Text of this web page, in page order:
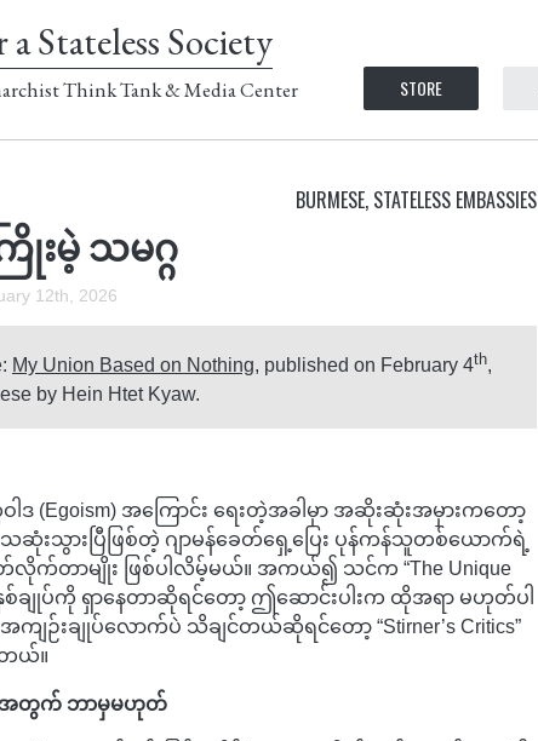
Stateless Society
Think Tank & Media Center STORE
BURMESE, STATELESS EMBASSIES
းမဲ့ သမဂ္ဂ
12th, 2026
My Union Based on Nothing, published on February 4th,
by Hein Htet Kyaw.
ဒ (Egoism) အကြောင်း ရေးတဲ့အခါမှာ အဆိုးဆုံးအမှားကတော့
းသွားပြီဖြစ်တဲ့ ဂျာမန်ခေတ်ရှေ့ပြေး ပုန်ကန်သူတစ်ယောက်ရဲ့
က်တာမျိုး ဖြစ်ပါလိမ့်မယ်။ အကယ်၍ သင်က “The Unique
နှစ်ချုပ်ကို ရှာနေတာဆိုရင်တော့ ဤဆောင်းပါးက ထိုအရာ မဟုတ်ပါ
ကျဉ်းချုပ်လောက်ပဲ သိချင်တယ်ဆိုရင်တော့ “Stirner’s Critics”
တယ်။
အတွက် ဘာမှမဟုတ်